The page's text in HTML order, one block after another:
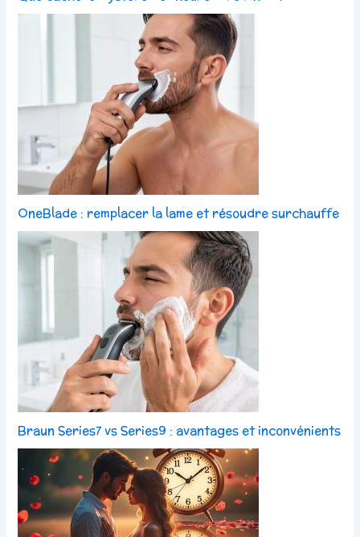
OneBlade : remplacer la lame et résoudre surchauffe
Braun Series7 vs Series9 : avantages et inconvénients